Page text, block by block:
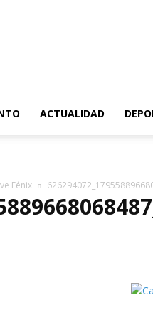
ACTUALIDAD
Fénix